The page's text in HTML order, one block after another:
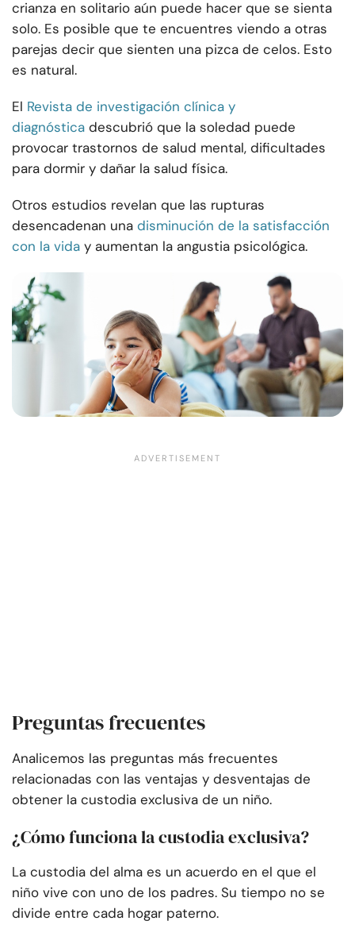
crianza en solitario aún puede hacer que se sienta
solo. Es posible que te encuentres viendo a otras
parejas decir que sienten una pizca de celos. Esto
es natural.
El Revista de investigación clínica y
diagnóstica descubrió que la soledad puede
provocar trastornos de salud mental, dificultades
para dormir y dañar la salud física.
Otros estudios revelan que las rupturas
desencadenan una disminución de la satisfacción
con la vida y aumentan la angustia psicológica.
Preguntas frecuentes
Analicemos las preguntas más frecuentes
relacionadas con las ventajas y desventajas de
obtener la custodia exclusiva de un niño.
¿Cómo funciona la custodia exclusiva?
La custodia del alma es un acuerdo en el que el
niño vive con uno de los padres. Su tiempo no se
divide entre cada hogar paterno.